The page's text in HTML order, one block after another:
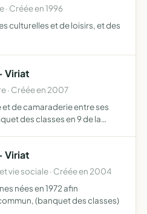
· Créée en 1996
culturelles et de loisirs, et des
Viriat
· Créée en 2007
de camaraderie entre ses
des classes en 9 de la
Viriat
vie sociale · Créée en 2004
nées en 1972 afin
(banquet des classes)